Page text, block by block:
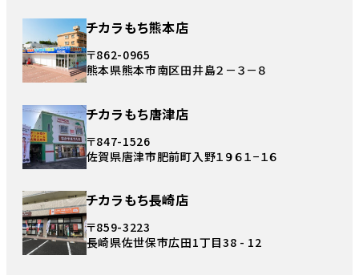
チカラもち熊本店
〒862-0965
熊本県熊本市南区田井島２－３－８
チカラもち唐津店
〒847-1526
佐賀県唐津市肥前町入野１９６１−１６
チカラもち長崎店
〒859-3223
長崎県佐世保市広田1丁目38 - 12